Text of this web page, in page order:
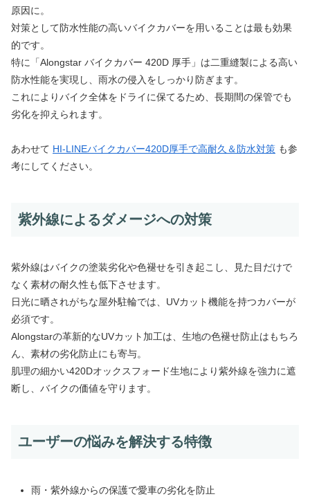
原因に。
対策として防水性能の高いバイクカバーを用いることは最も効果
的です。
特に「Alongstar バイクカバー 420D 厚手」は二重縫製による高い
防水性能を実現し、雨水の侵入をしっかり防ぎます。
これによりバイク全体をドライに保てるため、長期間の保管でも
劣化を抑えられます。
あわせて HI-LINEバイクカバー420D厚手で高耐久＆防水対策 も参
考にしてください。
紫外線によるダメージへの対策
紫外線はバイクの塗装劣化や色褪せを引き起こし、見た目だけで
なく素材の耐久性も低下させます。
日光に晒されがちな屋外駐輪では、UVカット機能を持つカバーが
必須です。
Alongstarの革新的なUVカット加工は、生地の色褪せ防止はもちろ
ん、素材の劣化防止にも寄与。
肌理の細かい420Dオックスフォード生地により紫外線を強力に遮
断し、バイクの価値を守ります。
ユーザーの悩みを解決する特徴
雨・紫外線からの保護で愛車の劣化を防止